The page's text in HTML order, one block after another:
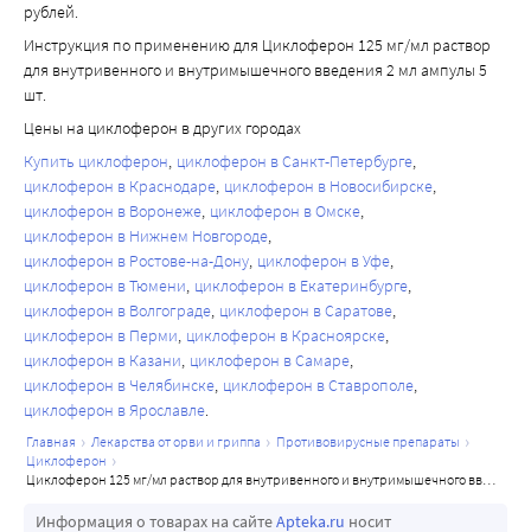
рублей.
Инструкция по применению для Циклоферон 125 мг/мл раствор
для внутривенного и внутримышечного введения 2 мл ампулы 5
шт.
Цены на циклоферон в других городах
Купить циклоферон циклоферон в Санкт-Петербурге
циклоферон в Краснодаре циклоферон в Новосибирске
циклоферон в Воронеже циклоферон в Омске
циклоферон в Нижнем Новгороде
циклоферон в Ростове-на-Дону циклоферон в Уфе
циклоферон в Тюмени циклоферон в Екатеринбурге
циклоферон в Волгограде циклоферон в Саратове
циклоферон в Перми циклоферон в Красноярске
циклоферон в Казани циклоферон в Самаре
циклоферон в Челябинске циклоферон в Ставрополе
циклоферон в Ярославле
главная лекарства от орви и гриппа
противовирусные препараты
циклоферон
циклоферон 125 мг/мл раствор для внутривенного и внутримышечного введения 2 мл ампулы 5 шт.
Информация о товарах на сайтеApteka.ru носит